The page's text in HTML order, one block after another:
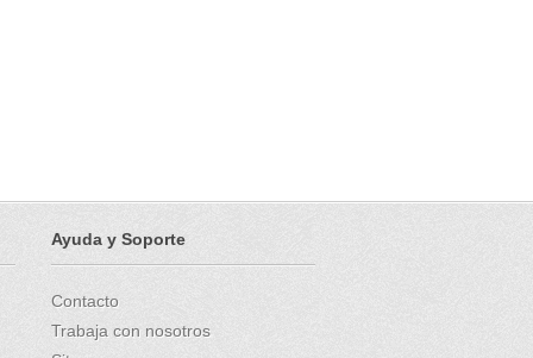
Ayuda y Soporte
Contacto
Trabaja con nosotros